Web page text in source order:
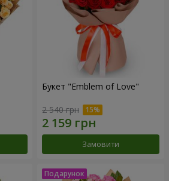
Букет "Emblem of Love"
2 540 грн
Замовити